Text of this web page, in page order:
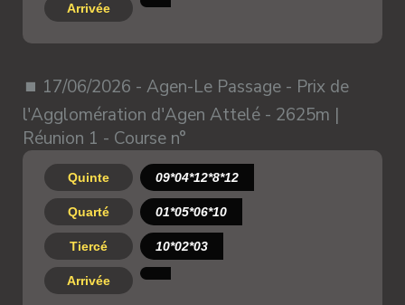
Arrivée
⏹ 17/06/2026 - Agen-Le Passage - Prix de
l'Agglomération d'Agen Attelé - 2625m |
Réunion 1 - Course n°
Quinte 09*04*12*8*12
Quarté 01*05*06*10
Tiercé 10*02*03
Arrivée